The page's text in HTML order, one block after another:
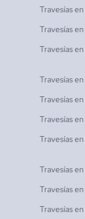
Travesías en
Travesías en
Travesías en
Travesías en
Travesías en
Travesías en
Travesías en
Travesías en
Travesías en
Travesías en